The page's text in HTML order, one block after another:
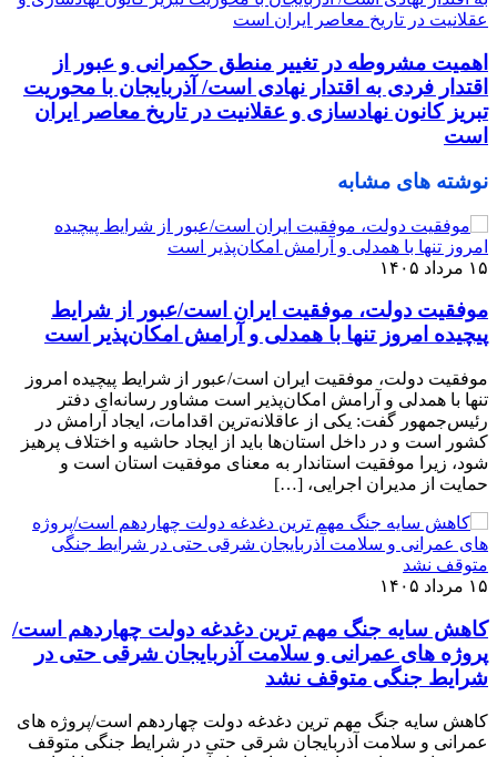
اهمیت مشروطه در تغییر منطق حکمرانی و عبور از
اقتدار فردی به اقتدار نهادی است/ آذربایجان با محوریت
تبریز کانون نهادسازی و عقلانیت در تاریخ معاصر ایران
است
نوشته های مشابه
۱۵ مرداد ۱۴۰۵
موفقیت دولت، موفقیت ایران است/عبور از شرایط
پیچیده امروز تنها با همدلی و آرامش امکان‌پذیر است
موفقیت دولت، موفقیت ایران است/عبور از شرایط پیچیده امروز
تنها با همدلی و آرامش امکان‌پذیر است مشاور رسانه‌ای دفتر
رئیس‌جمهور گفت: یکی از عاقلانه‌ترین اقدامات، ایجاد آرامش در
کشور است و در داخل استان‌ها باید از ایجاد حاشیه و اختلاف پرهیز
شود، زیرا موفقیت استاندار به معنای موفقیت استان است و
حمایت از مدیران اجرایی، […]
۱۵ مرداد ۱۴۰۵
کاهش سایه جنگ مهم ‌ترین دغدغه دولت چهاردهم است/
پروژه ‌های عمرانی و سلامت آذربایجان شرقی حتی در
شرایط جنگی متوقف نشد
کاهش سایه جنگ مهم ‌ترین دغدغه دولت چهاردهم است/پروژه ‌های
عمرانی و سلامت آذربایجان شرقی حتی در شرایط جنگی متوقف